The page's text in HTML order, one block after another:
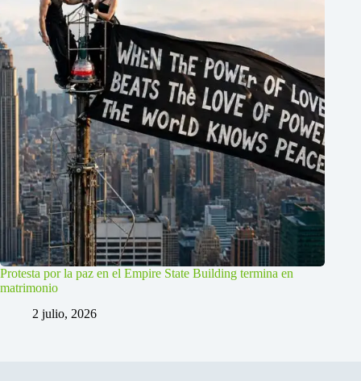
Protesta por la paz en el Empire State Building termina en
matrimonio
2 julio, 2026